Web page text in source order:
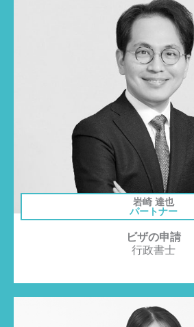
岩崎 達也
パートナー
ビザの申請
行政書士